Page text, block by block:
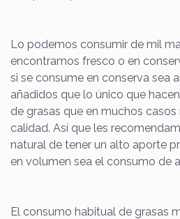
Lo podemos consumir de mil
encontramos fresco o en
si se consume en conserva sea
añadidos que lo único que
de grasas que en muchos
calidad. Así que les
natural de tener un alto aporte
en volumen sea el consumo de
El consumo habitual de grasas